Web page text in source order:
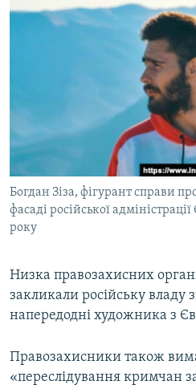
СПЕЦПРОЕКТИ
СВІДЧЕННЯ ОКУПАЦІЇ
УКРАЇНСЬКА ПРОБЛЕМА КРИМУ
ЯК ОБІЙТИ БЛОКУВАННЯ
Qırımtatar
Богдан Зіза, фігурант справи
фасаді російської
року
Низка правозахисних
закликали російську владу
напередодні художника з
Правозахисники також
«переслідування кримчан